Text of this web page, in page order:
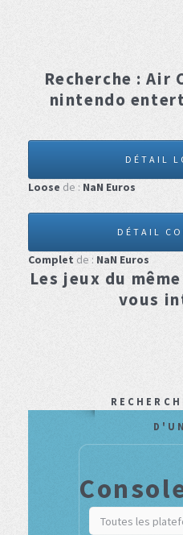
Recherche :Air
nintendo
DÉTAIL
Loose de : NaN Euros
DÉTAIL
Complet de : NaN Euros
Les jeux du
vous